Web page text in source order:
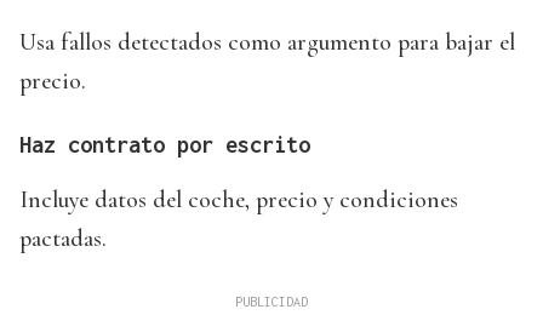
Usa fallos detectados como argumento para bajar el
precio.
Haz contrato por escrito
Incluye datos del coche, precio y condiciones
pactadas.